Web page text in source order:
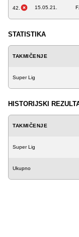
42. 15.05.21.
STATISTIKA
TAKMIČENJE
Super Lig
HISTORIJSKI
TAKMIČENJE
Super Lig
Ukupno